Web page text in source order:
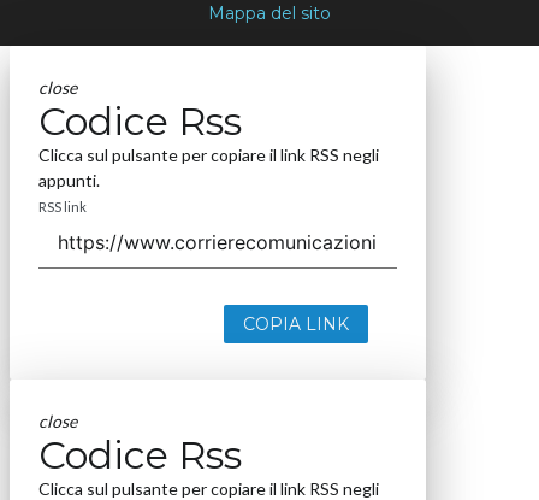
Mappa del sito
close
Codice Rss
Clicca sul pulsante per copiare il link RSS negli
appunti.
RSS link
COPIA LINK
close
Codice Rss
Clicca sul pulsante per copiare il link RSS negli